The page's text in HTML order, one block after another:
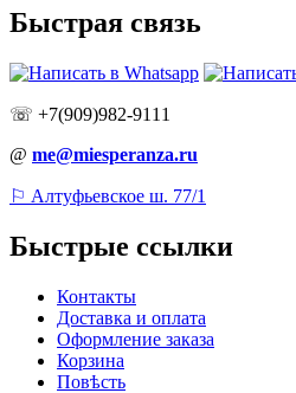
Быстрая связь
☏ +7(909)982-9111
@ me@miesperanza.ru
⚐ Алтуфьевское ш. 77/1
Быстрые ссылки
Контакты
Доставка и оплата
Оформление заказа
Корзина
Повѣсть